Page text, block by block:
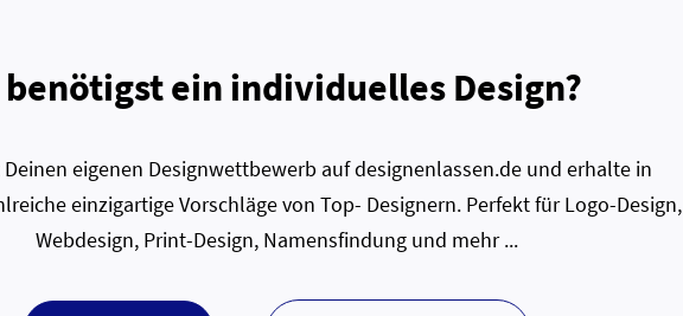
benötigst ein individuelles Design?
eigenen Designwettbewerb auf designenlassen.de und erhalte in
einzigartige Vorschläge von Top- Designern. Perfekt für Logo-Design,
Webdesign, Print-Design, Namensfindung und mehr ...